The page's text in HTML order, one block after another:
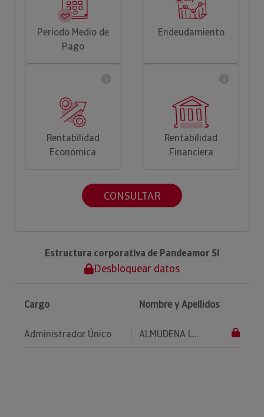
Periodo Medio de
Pago
Endeudamiento
Rentabilidad
Económica
Rentabilidad
Financiera
CONSULTAR
Estructura corporativa de Pandeamor Sl
Desbloquear datos
Cargo Nombre y Apellidos
Administrador Único ALMUDENA L...